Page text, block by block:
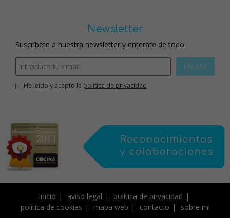
Newsletter
Suscríbete a nuestra newsletter y enterate de todo
ENVIAR
He leído y acepto la política de privacidad
Inicio aviso legal
política de privacidad
política de cookies
mapa web contacto sobre mi